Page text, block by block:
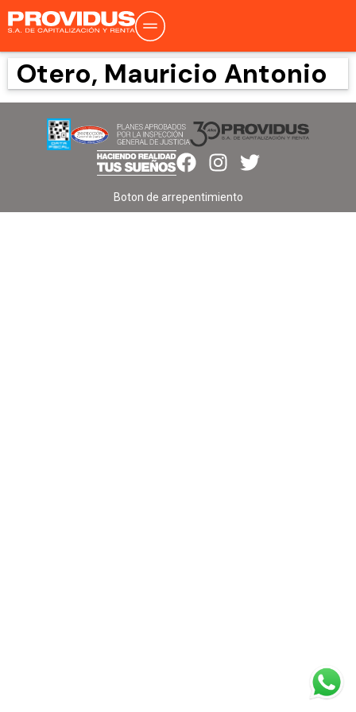
Otero, Mauricio Antonio
Boton de arrepentimiento